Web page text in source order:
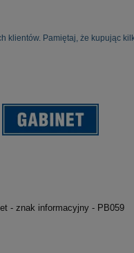
klientów. Pamiętaj, że kupując
- znak informacyjny - PB059